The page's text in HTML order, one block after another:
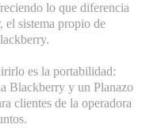
lo que diferencia
el sistema propio de
es la portabilidad:
Blackberry y un Planazo
clientes de la operadora